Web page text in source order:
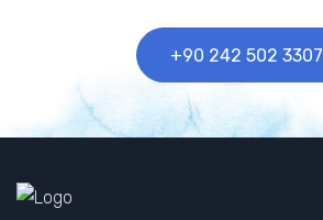
+90 242 502 3307